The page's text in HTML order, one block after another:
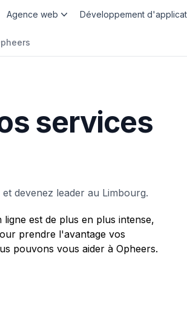
Agence web Développement
services
devenez leader au Limbourg.
est de plus en plus intense,
prendre l'avantage vos
pouvons vous aider à Opheers.